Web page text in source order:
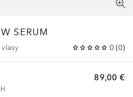
SERUM
0 (0)
89,00 €